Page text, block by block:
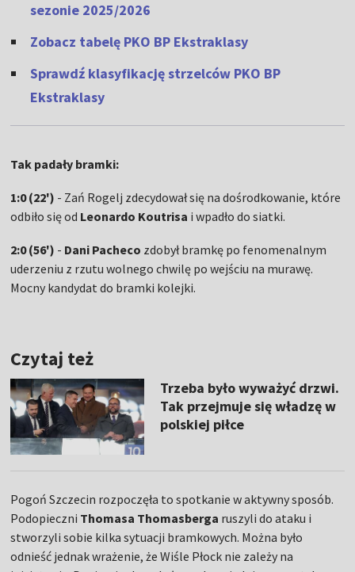
sezonie 2025/2026
Zobacz tabelę PKO BP Ekstraklasy
Sprawdź klasyfikację strzelców PKO BP
Ekstraklasy
Tak padały bramki:
1:0 (22') - Zań Rogelj zdecydował się na dośrodkowanie, które
odbiło się od Leonardo Koutrisa i wpadło do siatki.
2:0 (56') - Dani Pacheco zdobył bramkę po fenomenalnym
uderzeniu z rzutu wolnego chwilę po wejściu na murawę.
Mocny kandydat do bramki kolejki.
Czytaj też
Trzeba było wyważyć drzwi.
Tak przejmuje się władzę w
polskiej piłce
Pogoń Szczecin rozpoczęła to spotkanie w aktywny sposób.
Podopieczni Thomasa Thomasberga ruszyli do ataku i
stworzyli sobie kilka sytuacji bramkowych. Można było
odnieść jednak wrażenie, że Wiśle Płock nie zależy na